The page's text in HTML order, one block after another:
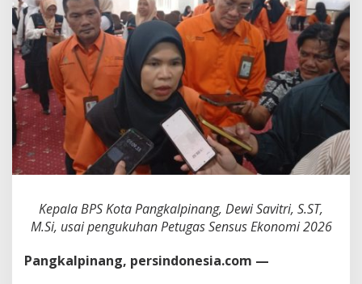
u
g
a
s
S
e
n
u
s
o
m
D
a
Kepala BPS Kota Pangkalpinang, Dewi Savitri, S.ST,
M.Si, usai pengukuhan Petugas Sensus Ekonomi 2026
Pangkalpinang, persindonesia.com —